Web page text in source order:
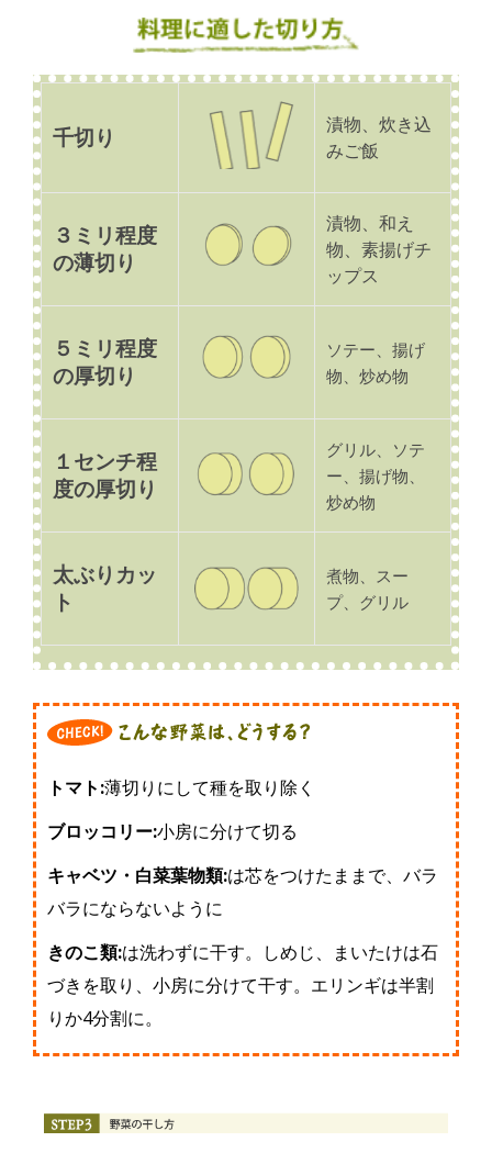
千切り
漬物、炊き込
みご飯
３ミリ程度
の薄切り
漬物、和え
物、素揚げチ
ップス
５ミリ程度
の厚切り
ソテー、揚げ
物、炒め物
１センチ程
度の厚切り
グリル、ソテ
ー、揚げ物、
炒め物
太ぶりカッ
ト
煮物、スー
プ、グリル
トマト:薄切りにして種を取り除く
ブロッコリー:小房に分けて切る
キャベツ・白菜葉物類:は芯をつけたままで、バラ
バラにならないように
きのこ類:は洗わずに干す。しめじ、まいたけは石
づきを取り、小房に分けて干す。エリンギは半割
りか4分割に。